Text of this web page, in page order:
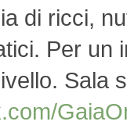
di ricci,
Per un
Sala